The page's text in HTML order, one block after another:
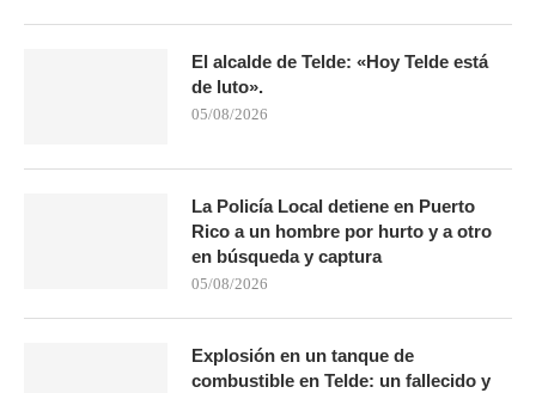
El alcalde de Telde: «Hoy Telde está
de luto».
05/08/2026
La Policía Local detiene en Puerto
Rico a un hombre por hurto y a otro
en búsqueda y captura
05/08/2026
Explosión en un tanque de
combustible en Telde: un fallecido y